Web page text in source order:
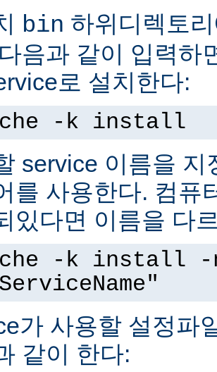
bin 하위디렉토
음과 같이 입력하
로 설치한다:
-k install
service 이름을 지
를 사용한다. 컴퓨
있다면 이름을 다
-k install -
가 사용할 설정파
같이 한다: